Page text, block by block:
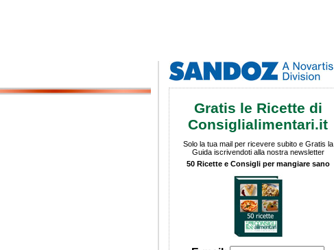
Gratis le Ricette di
Consiglialimentari.it
Solo la tua mail per ricevere subito e Gratis la
Guida iscrivendoti alla nostra newsletter
50 Ricette e Consigli per mangiare sano